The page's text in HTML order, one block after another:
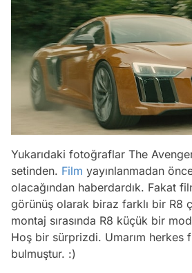
Yukarıdaki fotoğraflar The
setinden. Film yayınlanmadan
olacağından haberdardık. Fakat
görünüş olarak biraz farklı bir R8
montaj sırasında R8 küçük bir
Hoş bir sürprizdi. Umarım herkes
bulmuştur. :)